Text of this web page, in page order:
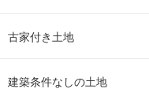
古家付き土地
建築条件なしの土地